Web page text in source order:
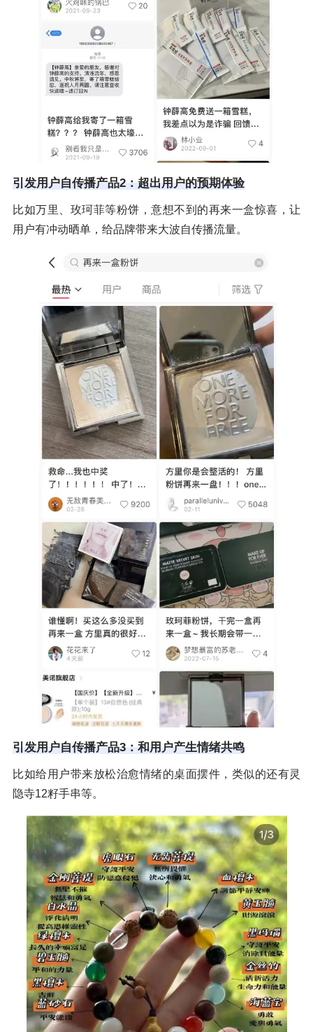
引发用户自传播产品2：超出用户的预期体验
比如万里、玫珂菲等粉饼，意想不到的再来一盒惊喜，让
用户有冲动晒单，给品牌带来大波自传播流量。
引发用户自传播产品3：和用户产生情绪共鸣
比如给用户带来放松治愈情绪的桌面摆件，类似的还有灵
隐寺12籽手串等。